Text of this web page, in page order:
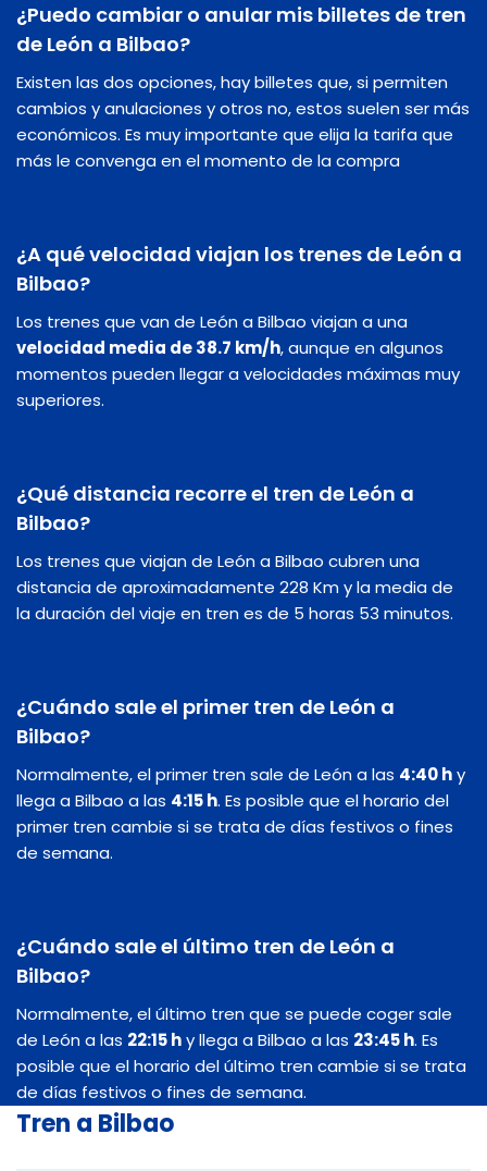
¿Puedo cambiar o anular mis billetes de tren
de León a Bilbao?
Existen las dos opciones, hay billetes que, si permiten
cambios y anulaciones y otros no, estos suelen ser más
económicos. Es muy importante que elija la tarifa que
más le convenga en el momento de la compra
¿A qué velocidad viajan los trenes de León a
Bilbao?
Los trenes que van de León a Bilbao viajan a una
velocidad media de 38.7 km/h, aunque en algunos
momentos pueden llegar a velocidades máximas muy
superiores.
¿Qué distancia recorre el tren de León a
Bilbao?
Los trenes que viajan de León a Bilbao cubren una
distancia de aproximadamente 228 Km y la media de
la duración del viaje en tren es de 5 horas 53 minutos.
¿Cuándo sale el primer tren de León a
Bilbao?
Normalmente, el primer tren sale de León a las 4:40 hy
llega a Bilbao a las 4:15 h. Es posible que el horario del
primer tren cambie si se trata de días festivos o fines
de semana.
¿Cuándo sale el último tren de León a
Bilbao?
Normalmente, el último tren que se puede coger sale
de León a las 22:15 hy llega a Bilbao a las 23:45 h. Es
posible que el horario del último tren cambie si se trata
de días festivos o fines de semana.
Tren a Bilbao